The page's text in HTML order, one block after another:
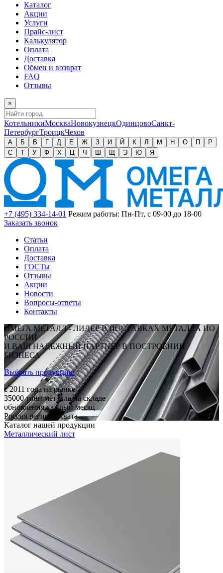
Каталог
Акции
Услуги
Прайс-лист
Калькулятор
Оплата
Доставка
Обмен и возврат
FAQ
Отзывы
×
КотельникиМоскваНовокузнецкОдинцовоСанкт-
ПетербургТроицкЧехов
А Б В Г Д Е Ж З И Й К Л М Н О П
Р
С
Т У Ф Х Ц Ч Ш Щ Э Ю Я
+7 (495) 334-14-01 Режим работы: Пн-Пт, с 09-00 до 18-00
Заказать звонок
Статьи
Оплата
Доставка
ГОСТы
Отзывы
Акции
Новости
Вопросы-ответы
Контакты
ОМЕГА МЕТАЛЛ - ЛИДЕР В ПОСТАВКАХ МЕТАЛЛА ПО
РОССИИ
И ВАШ НАДЕЖНЫЙ ПАРТНЕР В ПОСТРОЕНИИ
БИЗНЕСА
Выбрать продукцию
c 2011 года на рынке
35000 тонн металла на складе
обновления каждый месяц
Россия регион охвата
Каталог нашей продукции
Металлический лист